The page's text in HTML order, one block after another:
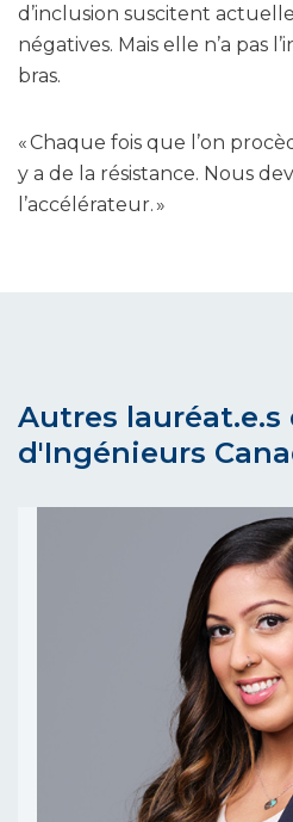
d’inclusion suscitent
négatives. Mais elle n’a pas
bras.
« Chaque fois que l’on
y a de la résistance. Nous
l’accélérateur. »
Autres lauréat.e.s
d'Ingénieurs